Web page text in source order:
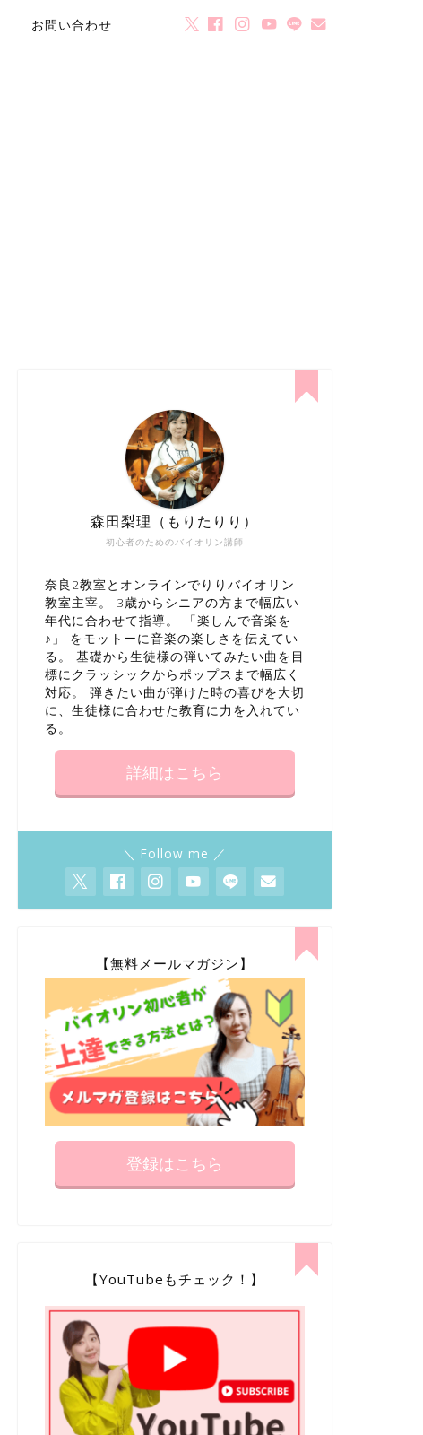
お問い合わせ
初心者のためのバイオリン講師
森田梨理（もりたりり）
奈良2教室とオンラインでりりバイオリン
教室主宰。 3歳からシニアの方まで幅広い
年代に合わせて指導。 「楽しんで音楽を
♪」 をモットーに音楽の楽しさを伝えてい
る。 基礎から生徒様の弾いてみたい曲を目
標にクラッシックからポップスまで幅広く
対応。 弾きたい曲が弾けた時の喜びを大切
に、生徒様に合わせた教育に力を入れてい
る。
詳細はこちら
＼ Follow me ／
【無料メールマガジン】
登録はこちら
【YouTubeもチェック！】